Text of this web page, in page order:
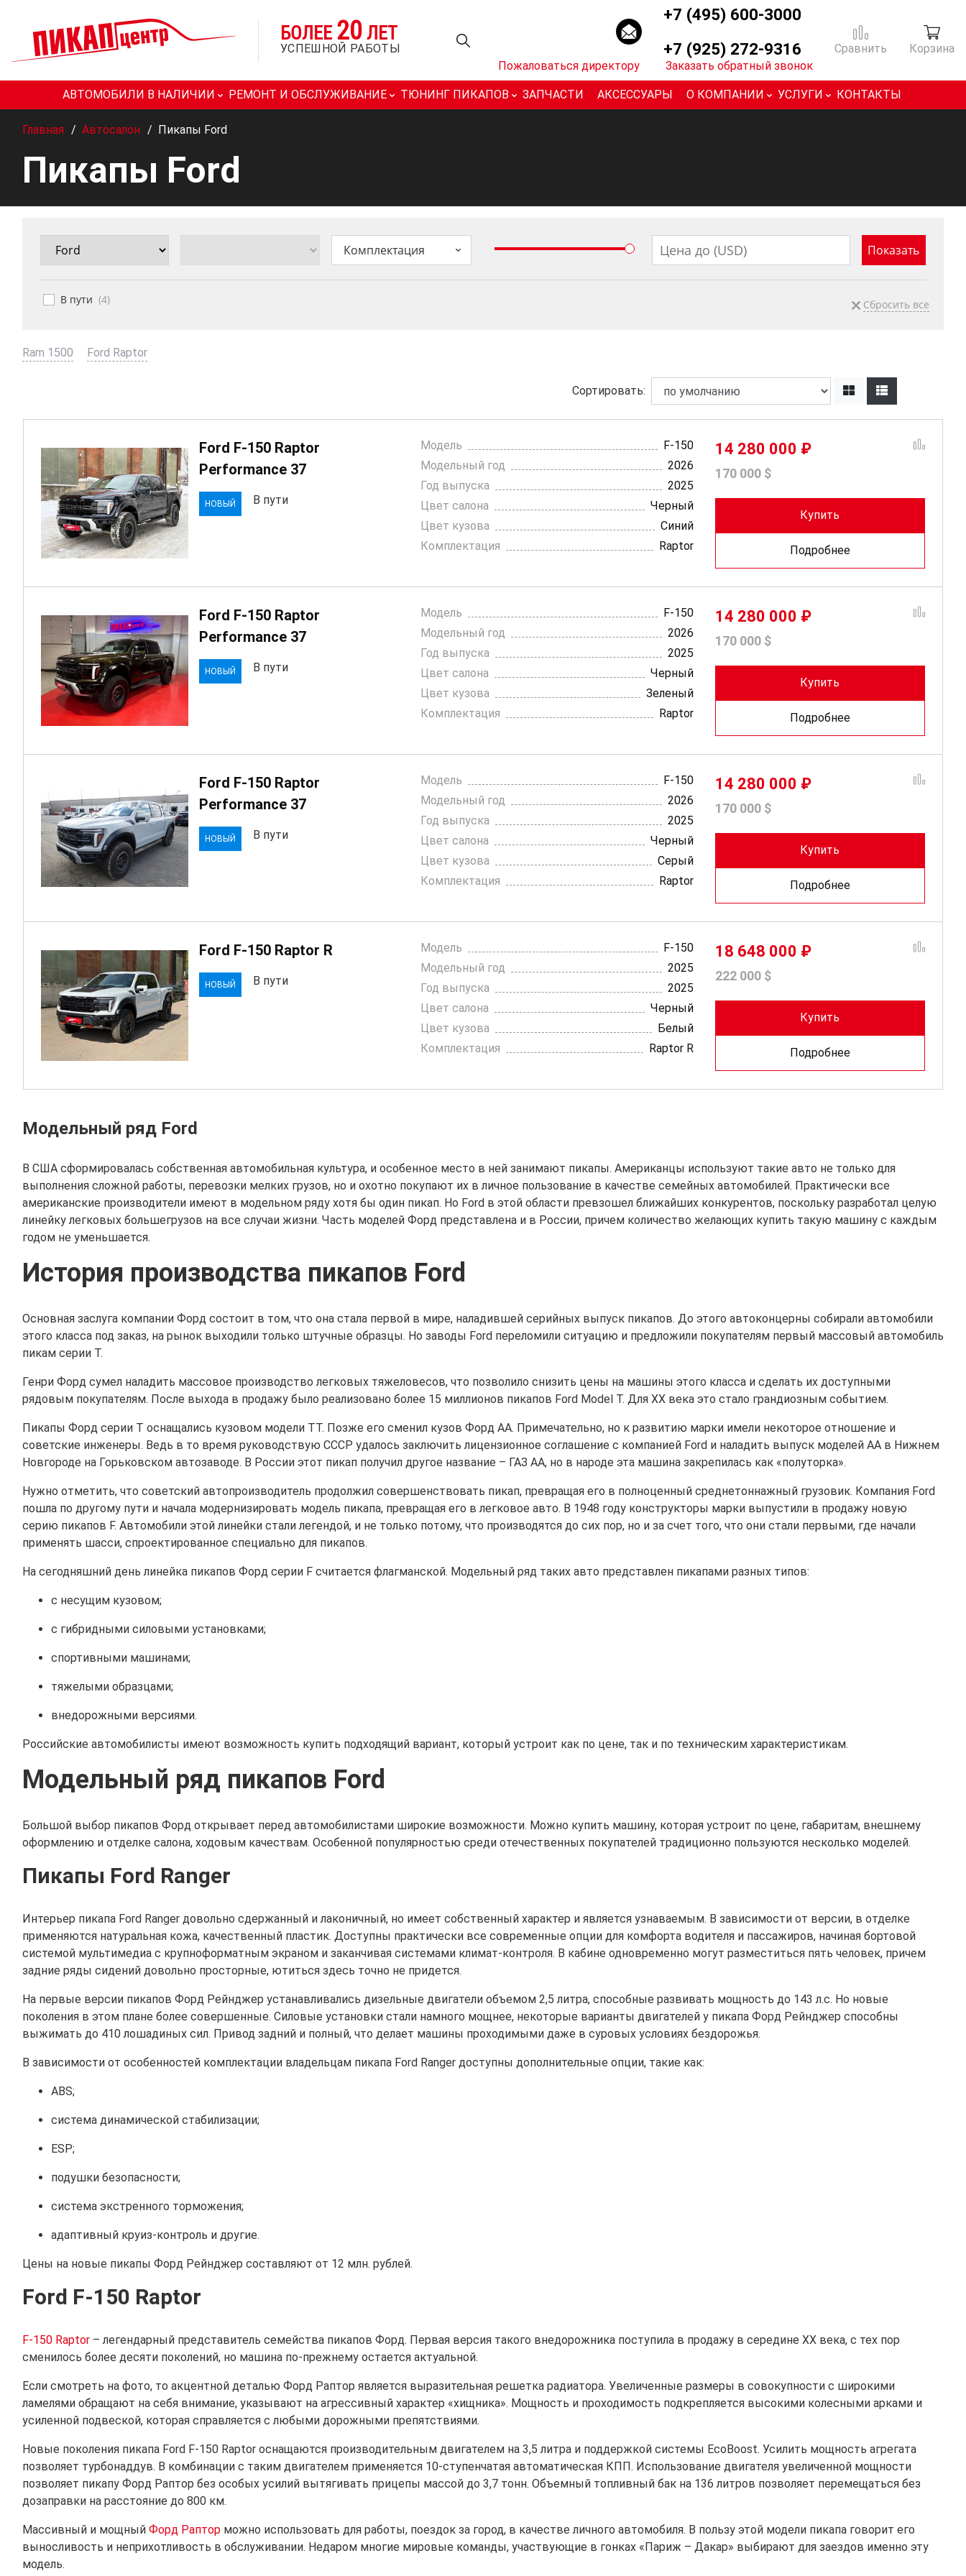
БОЛЕЕ 20 ЛЕТ
УСПЕШНОЙ РАБОТЫ
+7 (495) 600-3000
+7 (925) 272-9316
Пожаловаться директору Заказать обратный звонок
Сравнить Корзина
АВТОМОБИЛИ В НАЛИЧИИ РЕМОНТ И ОБСЛУЖИВАНИЕ ТЮНИНГ ПИКАПОВ ЗАПЧАСТИ АКСЕССУАРЫ О КОМПАНИИ УСЛУГИ КОНТАКТЫ
Главная / Автосалон / Пикапы Ford
Пикапы Ford
Комплектация
В пути (4) Сбросить все
Ram 1500 Ford Raptor
Сортировать:
Ford F-150 Raptor
Performanсe 37
НОВЫЙ В пути
Модель
F-150
Модельный год
2026
Год выпуска
2025
Цвет салона
Черный
Цвет кузова
Синий
Комплектация
Raptor
14 280 000 ₽
170 000 $
Купить
Подробнее
Ford F-150 Raptor
Performanсe 37
НОВЫЙ В пути
Модель
F-150
Модельный год
2026
Год выпуска
2025
Цвет салона
Черный
Цвет кузова
Зеленый
Комплектация
Raptor
14 280 000 ₽
170 000 $
Купить
Подробнее
Ford F-150 Raptor
Performanсe 37
НОВЫЙ В пути
Модель
F-150
Модельный год
2026
Год выпуска
2025
Цвет салона
Черный
Цвет кузова
Серый
Комплектация
Raptor
14 280 000 ₽
170 000 $
Купить
Подробнее
Ford F-150 Raptor R
НОВЫЙ В пути
Модель
F-150
Модельный год
2025
Год выпуска
2025
Цвет салона
Черный
Цвет кузова
Белый
Комплектация
Raptor R
18 648 000 ₽
222 000 $
Купить
Подробнее
Модельный ряд Ford
В США сформировалась собственная автомобильная культура, и особенное место в ней занимают пикапы. Американцы используют такие авто не только для
выполнения сложной работы, перевозки мелких грузов, но и охотно покупают их в личное пользование в качестве семейных автомобилей. Практически все
американские производители имеют в модельном ряду хотя бы один пикап. Но Ford в этой области превзошел ближайших конкурентов, поскольку разработал целую
линейку легковых большегрузов на все случаи жизни. Часть моделей Форд представлена и в России, причем количество желающих купить такую машину с каждым
годом не уменьшается.
История производства пикапов Ford
Основная заслуга компании Форд состоит в том, что она стала первой в мире, наладившей серийных выпуск пикапов. До этого автоконцерны собирали автомобили
этого класса под заказ, на рынок выходили только штучные образцы. Но заводы Ford переломили ситуацию и предложили покупателям первый массовый автомобиль
пикам серии Т.
Генри Форд сумел наладить массовое производство легковых тяжеловесов, что позволило снизить цены на машины этого класса и сделать их доступными
рядовым покупателям. После выхода в продажу было реализовано более 15 миллионов пикапов Ford Model T. Для XX века это стало грандиозным событием.
Пикапы Форд серии Т оснащались кузовом модели ТТ. Позже его сменил кузов Форд АА. Примечательно, но к развитию марки имели некоторое отношение и
советские инженеры. Ведь в то время руководствую СССР удалось заключить лицензионное соглашение с компанией Ford и наладить выпуск моделей АА в Нижнем
Новгороде на Горьковском автозаводе. В России этот пикап получил другое название – ГАЗ АА, но в народе эта машина закрепилась как «полуторка».
Нужно отметить, что советский автопроизводитель продолжил совершенствовать пикап, превращая его в полноценный среднетоннажный грузовик. Компания Ford
пошла по другому пути и начала модернизировать модель пикапа, превращая его в легковое авто. В 1948 году конструкторы марки выпустили в продажу новую
серию пикапов F. Автомобили этой линейки стали легендой, и не только потому, что производятся до сих пор, но и за счет того, что они стали первыми, где начали
применять шасси, спроектированное специально для пикапов.
На сегодняшний день линейка пикапов Форд серии F считается флагманской. Модельный ряд таких авто представлен пикапами разных типов:
с несущим кузовом;
с гибридными силовыми установками;
спортивными машинами;
тяжелыми образцами;
внедорожными версиями.
Российские автомобилисты имеют возможность купить подходящий вариант, который устроит как по цене, так и по техническим характеристикам.
Модельный ряд пикапов Ford
Большой выбор пикапов Форд открывает перед автомобилистами широкие возможности. Можно купить машину, которая устроит по цене, габаритам, внешнему
оформлению и отделке салона, ходовым качествам. Особенной популярностью среди отечественных покупателей традиционно пользуются несколько моделей.
Пикапы Ford Ranger
Интерьер пикапа Ford Ranger довольно сдержанный и лаконичный, но имеет собственный характер и является узнаваемым. В зависимости от версии, в отделке
применяются натуральная кожа, качественный пластик. Доступны практически все современные опции для комфорта водителя и пассажиров, начиная бортовой
системой мультимедиа с крупноформатным экраном и заканчивая системами климат-контроля. В кабине одновременно могут разместиться пять человек, причем
задние ряды сидений довольно просторные, ютиться здесь точно не придется.
На первые версии пикапов Форд Рейнджер устанавливались дизельные двигатели объемом 2,5 литра, способные развивать мощность до 143 л.с. Но новые
поколения в этом плане более совершенные. Силовые установки стали намного мощнее, некоторые варианты двигателей у пикапа Форд Рейнджер способны
выжимать до 410 лошадиных сил. Привод задний и полный, что делает машины проходимыми даже в суровых условиях бездорожья.
В зависимости от особенностей комплектации владельцам пикапа Ford Ranger доступны дополнительные опции, такие как:
ABS;
система динамической стабилизации;
ESP;
подушки безопасности;
система экстренного торможения;
адаптивный круиз-контроль и другие.
Цены на новые пикапы Форд Рейнджер составляют от 12 млн. рублей.
Ford F-150 Raptor
F-150 Raptor – легендарный представитель семейства пикапов Форд. Первая версия такого внедорожника поступила в продажу в середине XX века, с тех пор
сменилось более десяти поколений, но машина по-прежнему остается актуальной.
Если смотреть на фото, то акцентной деталью Форд Раптор является выразительная решетка радиатора. Увеличенные размеры в совокупности с широкими
ламелями обращают на себя внимание, указывают на агрессивный характер «хищника». Мощность и проходимость подкрепляется высокими колесными арками и
усиленной подвеской, которая справляется с любыми дорожными препятствиями.
Новые поколения пикапа Ford F-150 Raptor оснащаются производительным двигателем на 3,5 литра и поддержкой системы EcoBoost. Усилить мощность агрегата
позволяет турбонаддув. В комбинации с таким двигателем применяется 10-ступенчатая автоматическая КПП. Использование двигателя увеличенной мощности
позволяет пикапу Форд Раптор без особых усилий вытягивать прицепы массой до 3,7 тонн. Объемный топливный бак на 136 литров позволяет перемещаться без
дозаправки на расстояние до 800 км.
Массивный и мощный Форд Раптор можно использовать для работы, поездок за город, в качестве личного автомобиля. В пользу этой модели пикапа говорит его
выносливость и неприхотливость в обслуживании. Недаром многие мировые команды, участвующие в гонках «Париж – Дакар» выбирают для заездов именно эту
модель.